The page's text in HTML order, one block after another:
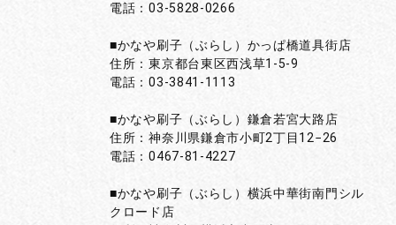
電話：03-5828-0266
■かなや刷子（ぶらし）かっぱ橋道具街店
住所：東京都台東区西浅草1-5-9
電話：03-3841-1113
■かなや刷子（ぶらし）鎌倉若宮大路店
住所：神奈川県鎌倉市小町2丁目12−26
電話：0467-81-4227
■かなや刷子（ぶらし）横浜中華街南門シル
クロード店